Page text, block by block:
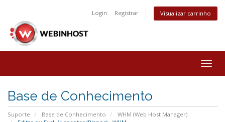
Login Registrar Visualizar carrinho
Base de Conhecimento
Suporte Base de Conhecimento
WHM (Web Host Manager)